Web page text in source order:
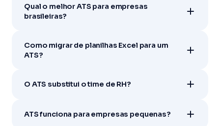
Qual o melhor ATS para empresas
brasileiras?
Como migrar de planilhas Excel para um
ATS?
O ATS substitui o time de RH?
ATS funciona para empresas pequenas?